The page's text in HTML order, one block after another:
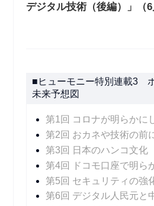
デジタル技術（後編）」（6
■ヒューモニー特別連載3
未来予想図
第3回 日本のハンコ文化